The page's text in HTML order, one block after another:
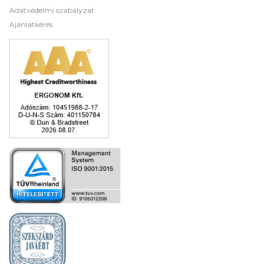
Adatvédelmi szabályzat
Ajánlatkérés